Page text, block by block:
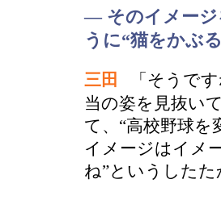
― そのイメージ
うに“猫をかぶ
三田
「そうで
当の姿を見抜い
て、“高校野球
イメージはイメ
ね”というした